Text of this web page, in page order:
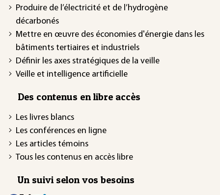
Produire de l’électricité et de l’hydrogène
décarbonés
Mettre en œuvre des économies d'énergie dans les
bâtiments tertiaires et industriels
Définir les axes stratégiques de la veille
Veille et intelligence artificielle
Des contenus en libre accès
Les livres blancs
Les conférences en ligne
Les articles témoins
Tous les contenus en accès libre
Un suivi selon vos besoins